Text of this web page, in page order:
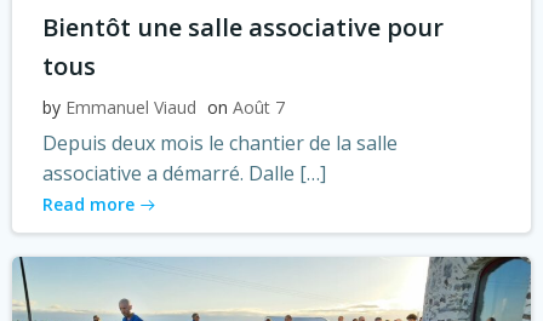
Bientôt une salle associative pour
tous
by Emmanuel Viaud on Août 7
Depuis deux mois le chantier de la salle
associative a démarré. Dalle […]
Read more